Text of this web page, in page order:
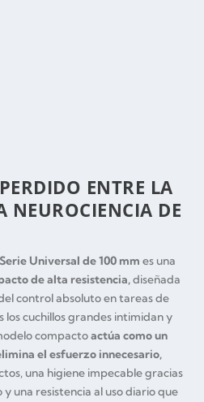
ENTRE LA
NEUROCIENCIA DE
Universal de 100 mm es una
de alta resistencia,diseñada
control absoluto en tareas de
los cuchillos grandes intimidan y
compactoactúa como un
el esfuerzo innecesario,
una higiene impecable gracias
una resistencia al uso diario que